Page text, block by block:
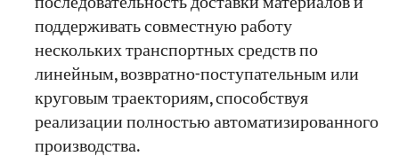
поддерживать совместную работу
нескольких транспортных средств по
линейным, возвратно-поступательным или
круговым траекториям, способствуя
реализации полностью автоматизированного
производства.